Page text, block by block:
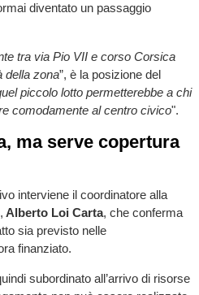
diventato un passaggio
tra via Pio VII e corso Corsica
della zona”, è la posizione del
piccolo lotto permetterebbe a chi
comodamente al centro civico".
ma serve copertura
interviene il coordinatore alla
Alberto Loi Carta, che conferma
sia previsto nelle
finanziato.
subordinato all’arrivo di risorse